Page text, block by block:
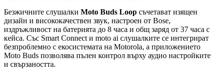
Безжичните слушалки Moto Buds Loop съчетават изящен
дизайн и висококачествен звук, настроен от Bose,
издръжливост на батерията до 8 часа и общ заряд от 37 часа с
кейса. Със Smart Connect и moto ai слушалките се интегрират
безпроблемно с екосистемата на Motorola, а приложението
Moto Buds позволява пълен контрол върху аудио настройките
и свързаността.